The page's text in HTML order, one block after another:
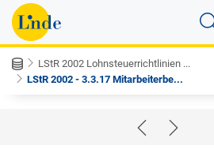
LStR 2002 Lohnsteuerrichtlinien ...
LStR 2002 - 3.3.17 Mitarbeiterbe...